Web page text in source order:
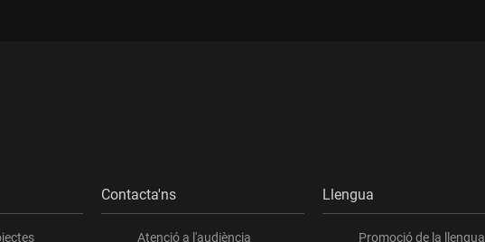
Contacta'ns
Atenció a l'audiència
Llengua
Promoció de la llengua